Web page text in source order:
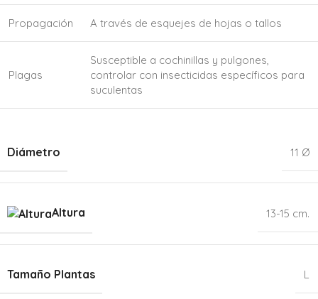
Propagación A través de esquejes de hojas o tallos
Plagas
Susceptible a cochinillas y pulgones,
controlar con insecticidas específicos para
suculentas
Diámetro 11 Ø
Altura 13-15 cm.
Tamaño Plantas L